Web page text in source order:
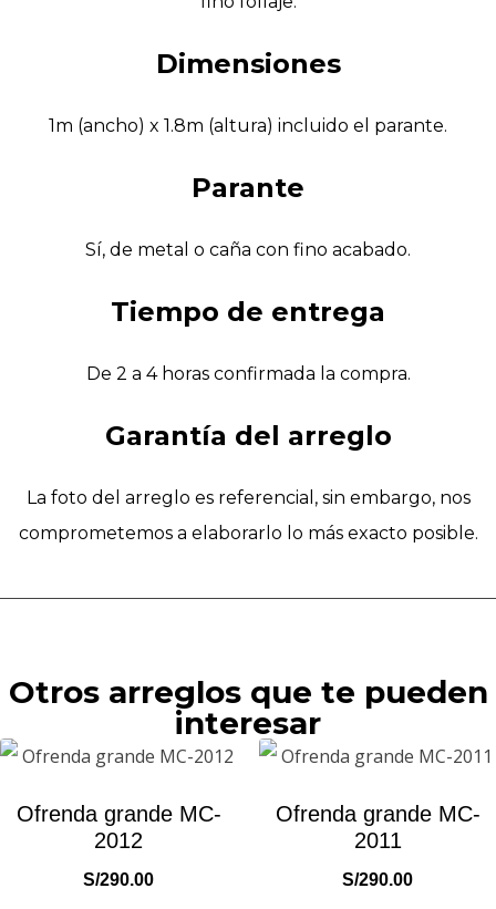
Dimensiones
1m (ancho) x 1.8m (altura) incluido el parante.
Parante
Sí, de metal o caña con fino acabado.
Tiempo de entrega
De 2 a 4 horas confirmada la compra.
Garantía del arreglo
La foto del arreglo es referencial, sin embargo, nos
comprometemos a elaborarlo lo más exacto posible.
Otros arreglos que te pueden
interesar
Ofrenda grande MC-
2012
S/290.00
Ofrenda grande MC-
2011
S/290.00